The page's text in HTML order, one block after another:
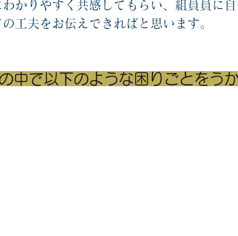
かりやすく共感してもらい、組員員に
工夫をお伝えできればと思います。
中で以下のような困りごとをう